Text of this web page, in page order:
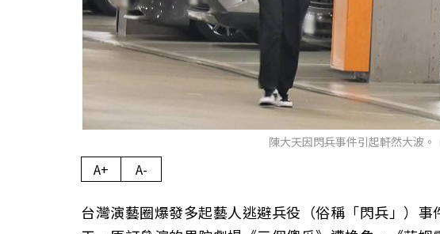
陳大天因閃兵事件引起軒然大波。
A+ A-
台灣演藝圈爆發多起藝人逃避兵役（俗稱「閃兵」）